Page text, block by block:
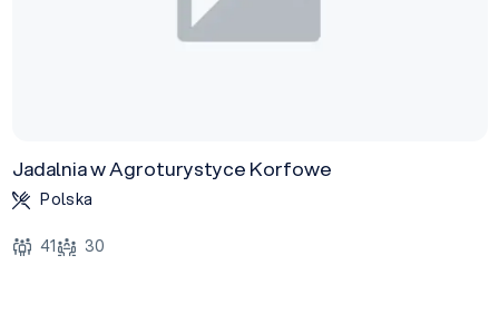
Jadalnia w Agroturystyce Korfowe
Polska
41 30